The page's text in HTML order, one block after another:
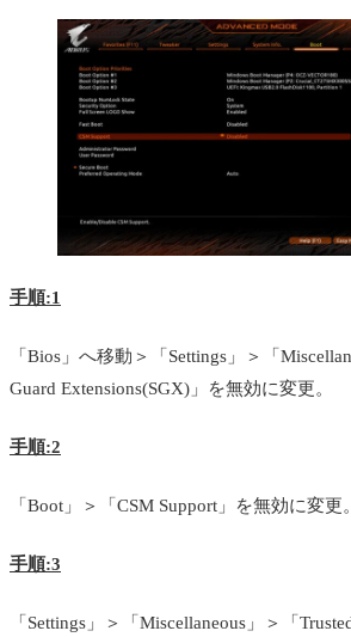
手順:1
「Bios」へ移動＞「Settings」＞「
Guard Extensions(SGX)」を無効に変更。
手順:2
「Boot」＞「CSM Support」を無効に変更。
手順:3
「Settings」＞「Miscellaneous」＞「